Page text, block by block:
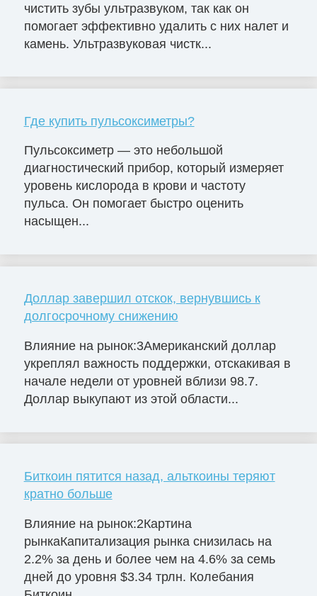
чистить зубы ультразвуком, так как он
помогает эффективно удалить с них налет и
камень. Ультразвуковая чистк...
Где купить пульсоксиметры?
Пульсоксиметр — это небольшой
диагностический прибор, который измеряет
уровень кислорода в крови и частоту
пульса. Он помогает быстро оценить
насыщен...
Доллар завершил отскок, вернувшись к
долгосрочному снижению
Влияние на рынок:3Американский доллар
укреплял важность поддержки, отскакивая в
начале недели от уровней вблизи 98.7.
Доллар выкупают из этой области...
Биткоин пятится назад, альткоины теряют
кратно больше
Влияние на рынок:2Картина
рынкаКапитализация рынка снизилась на
2.2% за день и более чем на 4.6% за семь
дней до уровня $3.34 трлн. Колебания